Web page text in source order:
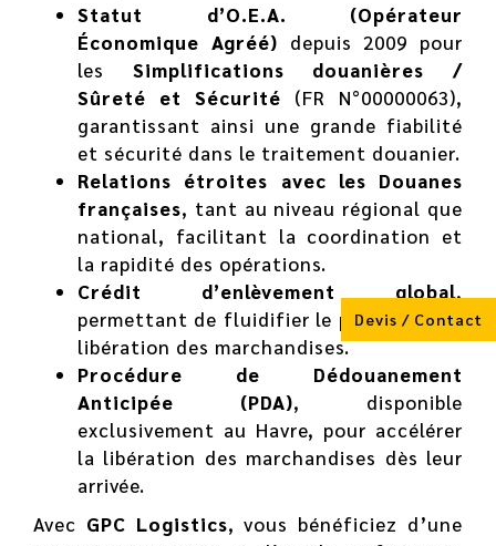
Devis / Contact
Statut d’O.E.A. (Opérateur
Économique Agréé) depuis 2009 pour
les Simplifications douanières /
Sûreté et Sécurité (FR N°00000063),
garantissant ainsi une grande fiabilité
et sécurité dans le traitement douanier.
Relations étroites avec les Douanes
françaises, tant au niveau régional que
national, facilitant la coordination et
la rapidité des opérations.
Crédit d’enlèvement global,
permettant de fluidifier le processus de
libération des marchandises.
Procédure de Dédouanement
Anticipée (PDA), disponible
exclusivement au Havre, pour accélérer
la libération des marchandises dès leur
arrivée.
Avec GPC Logistics, vous bénéficiez d’une